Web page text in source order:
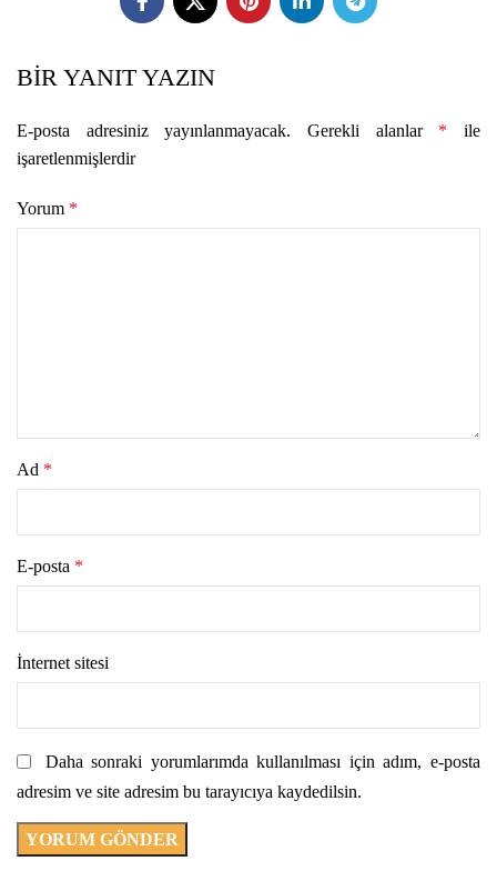
BIR YANIT YAZIN
E-posta adresiniz yayınlanmayacak. Gerekli alanlar * ile
işaretlenmişlerdir
Yorum *
Ad *
E-posta *
İnternet sitesi
Daha sonraki yorumlarımda kullanılması için adım, e-posta
adresim ve site adresim bu tarayıcıya kaydedilsin.